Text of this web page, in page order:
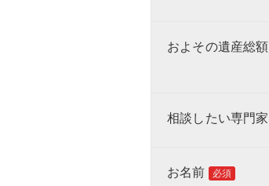
およその遺産総額
相談したい専門家
お名前 必須